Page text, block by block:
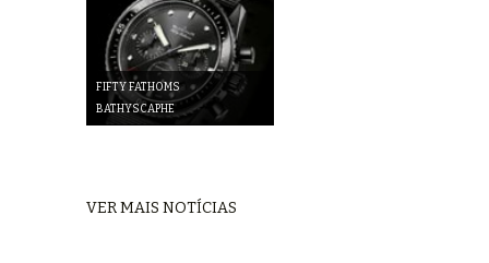
FIFTY FATHOMS
BATHYSCAPHE
VER MAIS NOTÍCIAS